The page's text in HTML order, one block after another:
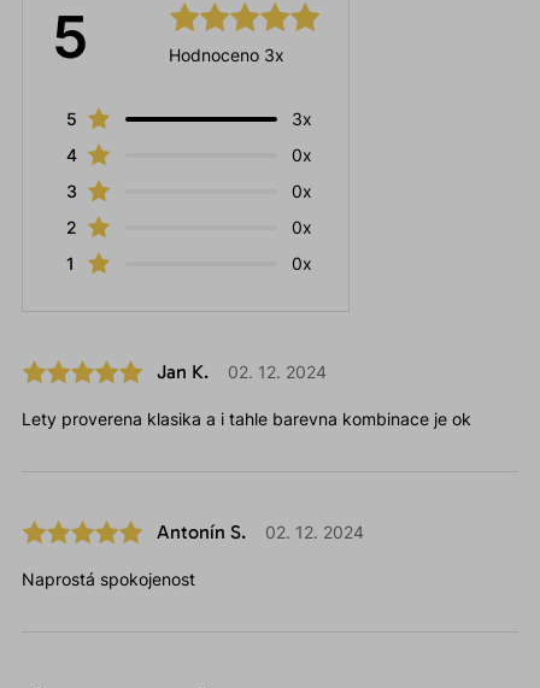
5 Hodnoceno 3x
5
3x
4
0x
3
0x
2
0x
1
0x
Jan K. 02. 12. 2024
Lety proverena klasika a i tahle barevna kombinace je ok
Antonín S. 02. 12. 2024
Naprostá spokojenost